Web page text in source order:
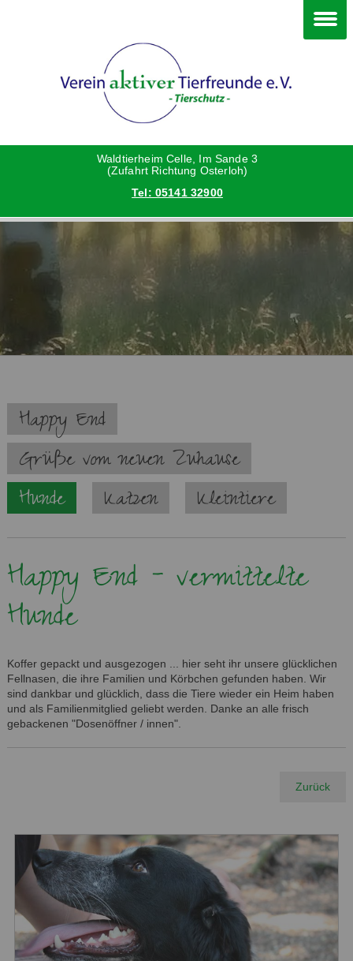
Waldtierheim Celle, Im Sande 3
(Zufahrt Richtung Osterloh)
Tel: 05141 32900
Navigation
überspringen
Happy End
Grüße vom neuen Zuhause
Hunde
Katzen Kleintiere
Happy End - vermittelte
Hunde
Koffer gepackt und ausgezogen ... hier seht ihr unsere glücklichen
Fellnasen, die ihre Familien und Körbchen gefunden haben. Wir
sind dankbar und glücklich, dass die Tiere wieder ein Heim haben
und als Familienmitglied geliebt werden. Danke an alle frisch
gebackenen "Dosenöffner / innen".
Zurück
Katzen
Vermittlungshilfe privat
Danke an die Helfer
Vorstand
Satzung